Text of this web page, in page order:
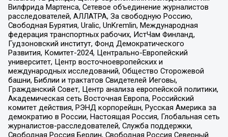
Вилфрида Мартенса, Сетевое объединение журналистов
расследователей, АЛЛАТРА, За свободную Россию,
Свободная Бурятия, Uralic, UnKremlin, Международная
федерация транспортных рабочих, ИстЧам Финланд,
Гудзоновский институт, Фонд Демократического
Развития, Комитет-2024, Центрально-Европейский
университет, Центр восточноевропейских и
международных исследований, Общество Сторожевой
башни, Библии и трактатов Свидетелей Иеговы,
Гражданский Совет, Центр анализа европейской политики,
Академическая сеть Восточная Европа, Российский
комитет действия, РЭНД корпорейшн, Русская Америка за
демократию в России, Настоящая Россия, Глобальная сеть
журналистов-расследователей, Служба поддержки,
Свободная Россия Берлин, Свободная Россия Северный